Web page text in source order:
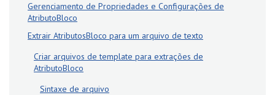
Gerenciamento de Propriedades e Configurações de
AtributoBloco
Extrair AtributosBloco para um arquivo de texto
Criar arquivos de template para extrações de
AtributoBloco
Sintaxe de arquivo